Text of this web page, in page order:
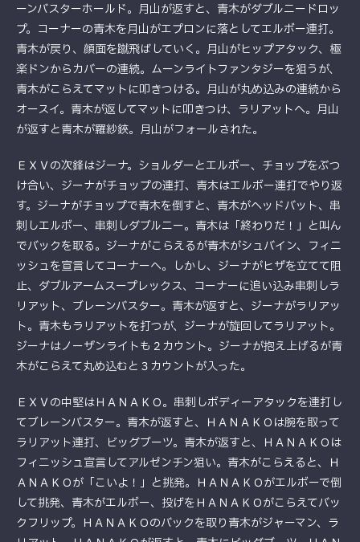
ーンバスターホールド。月山が返すと、青木がダブルニードロッ
プ。コーナーの青木を月山がエプロンに落としてエルボー連打。
青木が戻り、顔面を蹴飛ばしていく。月山がヒップアタック、極
楽ドンからカバーの連続。ムーンライトファンタジーを狙うが、
青木がこらえてマットに叩きつける。月山が丸め込みの連続から
オースイ。青木が返してマットに叩きつけ、ラリアットへ。月山
が返すと青木が羅紗鋏。月山がフォールされた。
ＥＸＶの次鋒はジーナ。ショルダーとエルボー、チョップをぶつ
け合い、ジーナがチョップの連打、青木はエルボー連打でやり返
す。ジーナがチョップで青木を倒すと、青木がヘッドバット、串
刺しエルボー、串刺しダブルニー。青木は「終わりだ！」と叫ん
でバックを取る。ジーナがこらえるが青木がシュバイン、フィニ
ッシュを宣言してコーナーへ。しかし、ジーナがヒザを立てて阻
止、ダブルアームスープレックス、コーナーに追い込み串刺しラ
リアット、ブレーンバスター。青木が返すと、ジーナがラリアッ
ト。青木もラリアットを打つが、ジーナが旋回してラリアット。
ジーナはノーザンライトも２カウント。ジーナが抱え上げるが青
木がこらえて丸め込むと３カウントが入った。
ＥＸＶの中堅はＨＡＮＡＫＯ。串刺しボディーアタックを連打し
てブレーンバスター。青木が返すと、ＨＡＮＡＫＯは腕を取って
ラリアット連打、ビッグブーツ。青木が返すと、ＨＡＮＡＫＯは
フィニッシュ宣言してアルゼンチン狙い。青木がこらえると、Ｈ
ＡＮＡＫＯが「こいよ！」と挑発。ＨＡＮＡＫＯがエルボーで倒
して挑発、青木がエルボー、投げをＨＡＮＡＫＯがこらえてバッ
クフリップ。ＨＡＮＡＫＯのバックを取り青木がジャーマン、ラ